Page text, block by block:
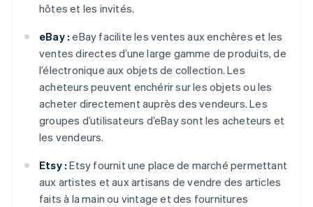
hôtes et les invités.
eBay : eBay facilite les ventes aux enchères et les
ventes directes d’une large gamme de produits, de
l’électronique aux objets de collection. Les
acheteurs peuvent enchérir sur les objets ou les
acheter directement auprès des vendeurs. Les
groupes d’utilisateurs d’eBay sont les acheteurs et
les vendeurs.
Etsy : Etsy fournit une place de marché permettant
aux artistes et aux artisans de vendre des articles
faits à la main ou vintage et des fournitures